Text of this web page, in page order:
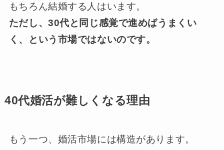
もちろん結婚する人はいます。
ただし、30代と同じ感覚で進めばうまくい
く、という市場ではないのです。
40代婚活が難しくなる理由
もう一つ、婚活市場には構造があります。